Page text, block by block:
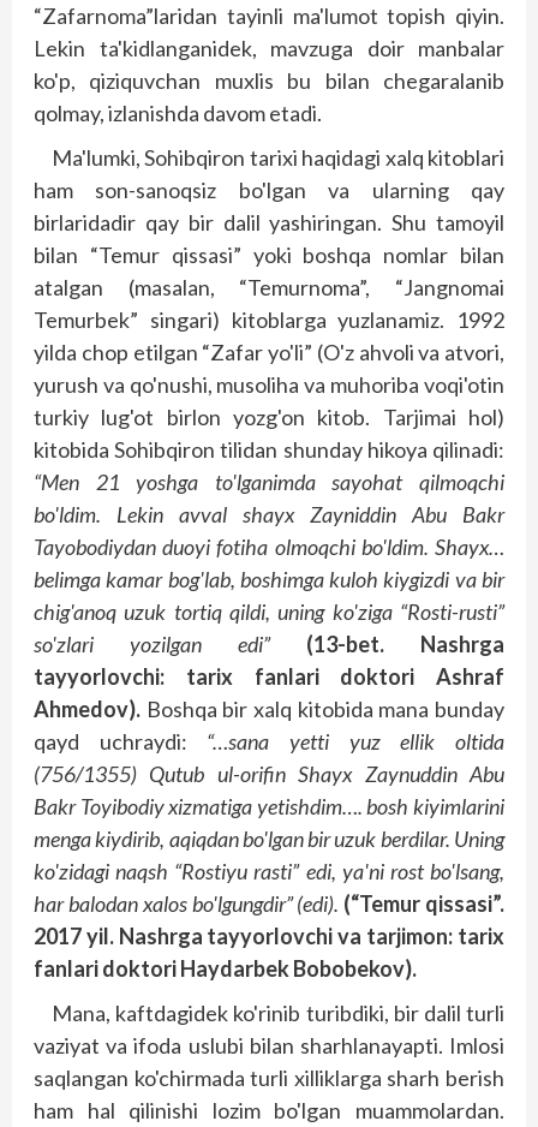
“Zafarnoma”laridan tayinli ma'lumot topish qiyin.
Lekin ta'kidlanganidek, mavzuga doir manbalar
ko'p, qiziquvchan muxlis bu bilan chegaralanib
qolmay, izlanishda davom etadi.
Ma'lumki, Sohibqiron tarixi haqidagi xalq kitoblari
ham son-sanoqsiz bo'lgan va ularning qay
birlaridadir qay bir dalil yashiringan. Shu tamoyil
bilan “Temur qissasi” yoki boshqa nomlar bilan
atalgan (masalan, “Temurnoma”, “Jangnomai
Temurbek” singari) kitoblarga yuzlanamiz. 1992
yilda chop etilgan “Zafar yo'li” (O'z ahvoli va atvori,
yurush va qo'nushi, musoliha va muhoriba voqi'otin
turkiy lug'ot birlon yozg'on kitob. Tarjimai hol)
kitobida Sohibqiron tilidan shunday hikoya qilinadi:
“Men 21 yoshga to'lganimda sayohat qilmoqchi
bo'ldim. Lekin avval shayx Zayniddin Abu Bakr
Tayobodiydan duoyi fotiha olmoqchi bo'ldim. Shayx…
belimga kamar bog'lab, boshimga kuloh kiygizdi va bir
chig'anoq uzuk tortiq qildi, uning ko'ziga “Rosti-rusti”
so'zlari yozilgan edi” (13-bet. Nashrga
tayyorlovchi: tarix fanlari doktori Ashraf
Ahmedov). Boshqa bir xalq kitobida mana bunday
qayd uchraydi: “…sana yetti yuz ellik oltida
(756/1355) Qutub ul-orifin Shayx Zaynuddin Abu
Bakr Toyibodiy xizmatiga yetishdim…. bosh kiyimlarini
menga kiydirib, aqiqdan bo'lgan bir uzuk berdilar. Uning
ko'zidagi naqsh “Rostiyu rasti” edi, ya'ni rost bo'lsang,
har balodan xalos bo'lgungdir” (edi). (“Temur qissasi”.
2017 yil. Nashrga tayyorlovchi va tarjimon: tarix
fanlari doktori Haydarbek Bobobekov).
Mana, kaftdagidek ko'rinib turibdiki, bir dalil turli
vaziyat va ifoda uslubi bilan sharhlanayapti. Imlosi
saqlangan ko'chirmada turli xilliklarga sharh berish
ham hal qilinishi lozim bo'lgan muammolardan.